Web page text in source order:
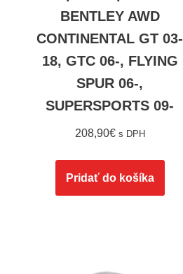
BENTLEY AWD
CONTINENTAL GT 03-
18, GTC 06-, FLYING
SPUR 06-,
SUPERSPORTS 09-
208,90€ s DPH
Pridať do košíka